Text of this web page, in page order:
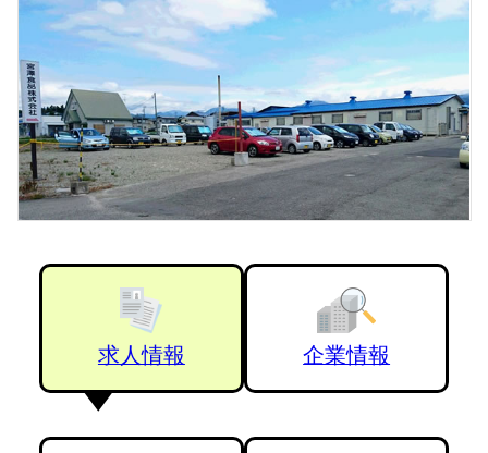
求人情報 企業情報